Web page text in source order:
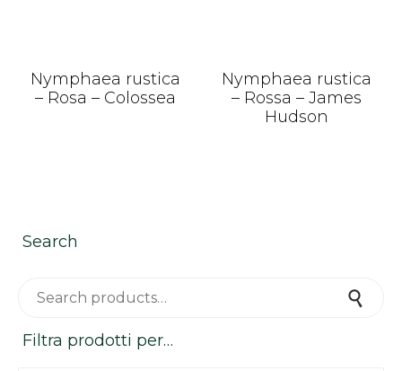
Nymphaea rustica
– Rosa – Colossea
Nymphaea rustica
– Rossa – James
Hudson
Search
Filtra prodotti per…